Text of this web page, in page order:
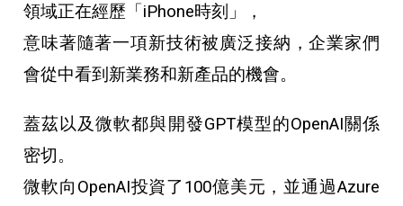
領域正在經歷「iPhone時刻」，
意味著隨著一項新技術被廣泛接納，企業家們
會從中看到新業務和新產品的機會。
蓋茲以及微軟都與開發GPT模型的OpenAI關係
密切。
微軟向OpenAI投資了100億美元，並通過Azure